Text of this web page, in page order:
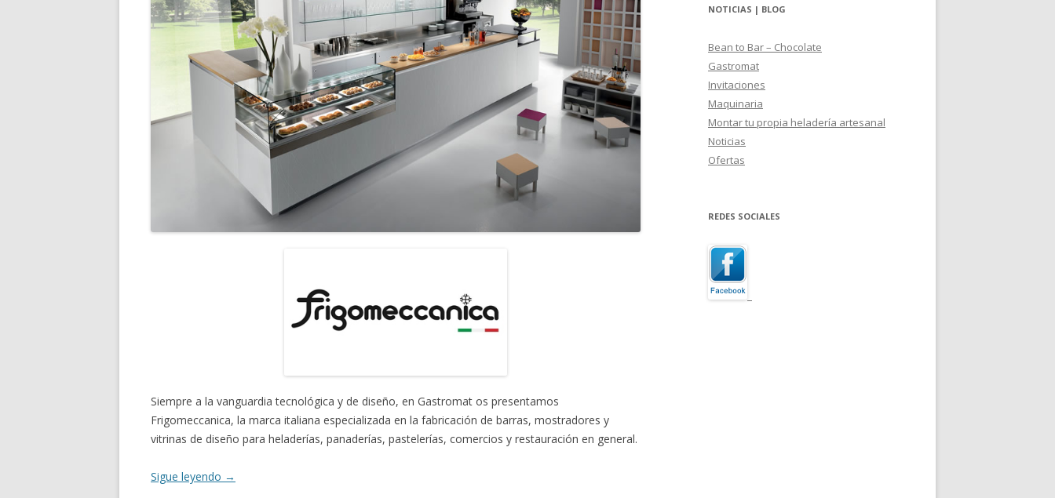
MONTADORAS DE NATA
PALOMITERAS / POP-CORN
PASTEURIZADORAS
PASTO-MANTECADORAS
VITRINAS DE HELADOS
Siempre a la vanguardia tecnológica y de diseño, en Gastromat os presentamos
Frigomeccanica, la marca italiana especializada en la fabricación de barras, mostradores y
vitrinas de diseño para heladerías, panaderías, pastelerías, comercios y restauración en general.
Sigue leyendo →
NOTICIAS | BLOG
Bean to Bar – Chocolate
Gastromat
Invitaciones
Maquinaria
Montar tu propia heladería artesanal
Noticias
Ofertas
REDES SOCIALES